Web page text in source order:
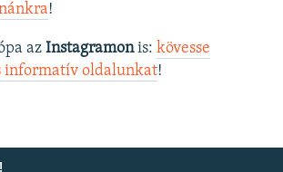
!
az Instagramonis: kövesse
informatív oldalunkat! ​